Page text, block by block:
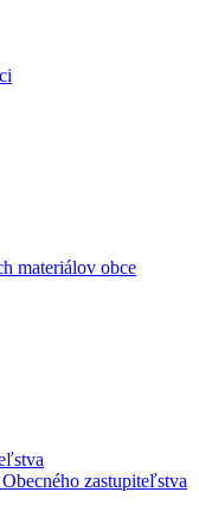
materiálov obce
zastupiteľstva